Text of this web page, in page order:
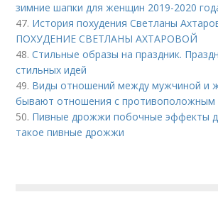
зимние шапки для женщин 2019-2020
47. История похудения Светланы
ПОХУДЕНИЕ СВЕТЛАНЫ АХТАРОВОЙ
48.Стильные образы на праздник.
стильных идей
49. Виды отношений между мужчиной и
бывают отношения с противоположным
50. Пивные дрожжи побочные эффекты
такое пивные дрожжи